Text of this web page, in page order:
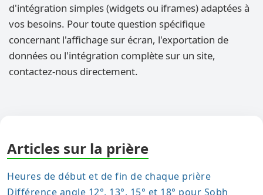
d'intégration simples (widgets ou iframes) adaptées à
vos besoins. Pour toute question spécifique
concernant l'affichage sur écran, l'exportation de
données ou l'intégration complète sur un site,
contactez-nous directement.
Articles sur la prière
Heures de début et de fin de chaque prière
Différence angle 12°, 13°, 15° et 18° pour Sobh